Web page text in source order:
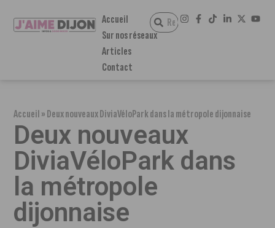
Accueil
Sur nos réseaux
Articles
Contact
Accueil»Deux nouveaux DiviaVéloPark dans la métropole dijonnaise
Deux nouveaux
DiviaVéloPark dans
la métropole
dijonnaise